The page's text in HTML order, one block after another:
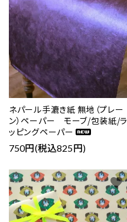
ネパール手漉き紙 無地（プレー
ン）ペーパー モーブ/包装紙/ラ
ッピングペーパー
750円(税込825円)
favorite